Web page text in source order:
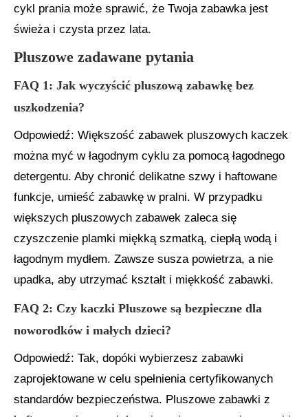
cykl prania może sprawić, że Twoja zabawka jest
świeża i czysta przez lata.
Pluszowe zadawane pytania
FAQ 1: Jak wyczyścić pluszową zabawkę bez
uszkodzenia?
Odpowiedź: Większość zabawek pluszowych kaczek
można myć w łagodnym cyklu za pomocą łagodnego
detergentu. Aby chronić delikatne szwy i haftowane
funkcje, umieść zabawkę w pralni. W przypadku
większych pluszowych zabawek zaleca się
czyszczenie plamki miękką szmatką, ciepłą wodą i
łagodnym mydłem. Zawsze susza powietrza, a nie
upadka, aby utrzymać kształt i miękkość zabawki.
FAQ 2: Czy kaczki Pluszowe są bezpieczne dla
noworodków i małych dzieci?
Odpowiedź: Tak, dopóki wybierzesz zabawki
zaprojektowane w celu spełnienia certyfikowanych
standardów bezpieczeństwa. Pluszowe zabawki z